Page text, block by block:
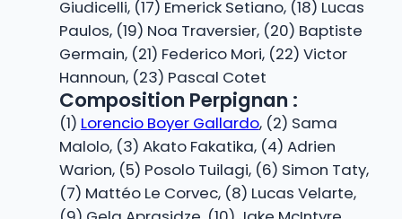
Giudicelli, (17) Emerick Setiano, (18) Lucas
Paulos, (19) Noa Traversier, (20) Baptiste
Germain, (21) Federico Mori, (22) Victor
Hannoun, (23) Pascal Cotet
Composition Perpignan :
(1) Lorencio Boyer Gallardo, (2) Sama
Malolo, (3) Akato Fakatika, (4) Adrien
Warion, (5) Posolo Tuilagi, (6) Simon Taty,
(7) Mattéo Le Corvec, (8) Lucas Velarte,